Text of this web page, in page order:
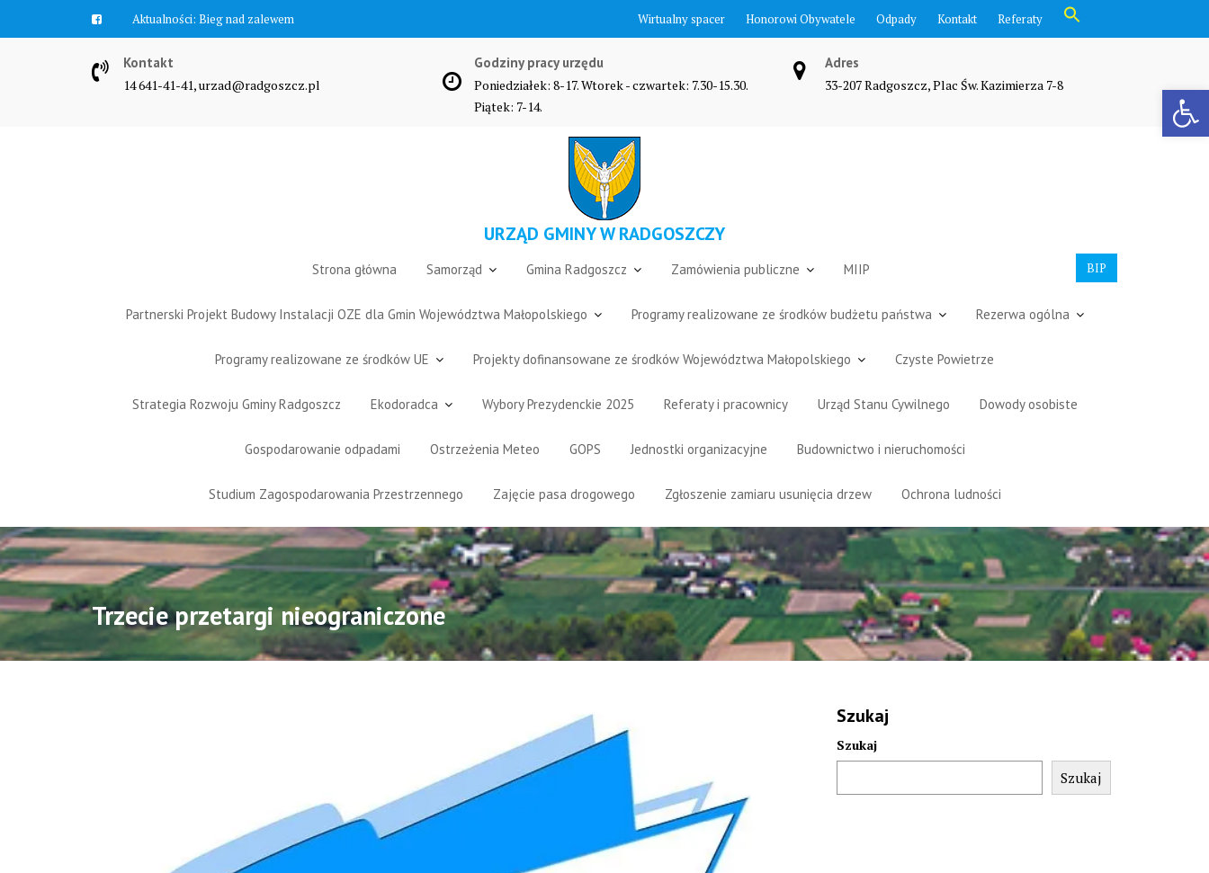
Otwórz pasek narzędzi
Aktualności: Bieg nad zalewem Wirtualny spacer Honorowi Obywatele Odpady Kontakt Referaty
Search Button
Kontakt
14 641-41-41, urzad@radgoszcz.pl
Godziny pracy urzędu
Poniedziałek: 8-17. Wtorek - czwartek: 7.30-15.30.
Piątek: 7-14.
Adres
33-207 Radgoszcz, Plac Św. Kazimierza 7-8
URZĄD GMINY W RADGOSZCZY
BIP
Strona główna Samorząd Gmina Radgoszcz Zamówienia publiczne MIIP
Partnerski Projekt Budowy Instalacji OZE dla Gmin Województwa Małopolskiego Programy realizowane ze środków budżetu państwa Rezerwa ogólna
Programy realizowane ze środków UE Projekty dofinansowane ze środków Województwa Małopolskiego Czyste Powietrze
Strategia Rozwoju Gminy Radgoszcz Ekodoradca Wybory Prezydenckie 2025 Referaty i pracownicy Urząd Stanu Cywilnego Dowody osobiste
Gospodarowanie odpadami Ostrzeżenia Meteo GOPS Jednostki organizacyjne Budownictwo i nieruchomości
Studium Zagospodarowania Przestrzennego Zajęcie pasa drogowego Zgłoszenie zamiaru usunięcia drzew Ochrona ludności
Trzecie przetargi nieograniczone
Szukaj
Szukaj
Szukaj